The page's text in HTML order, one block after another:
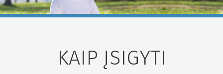
GALERIJA
KAIP ĮSIGYTI